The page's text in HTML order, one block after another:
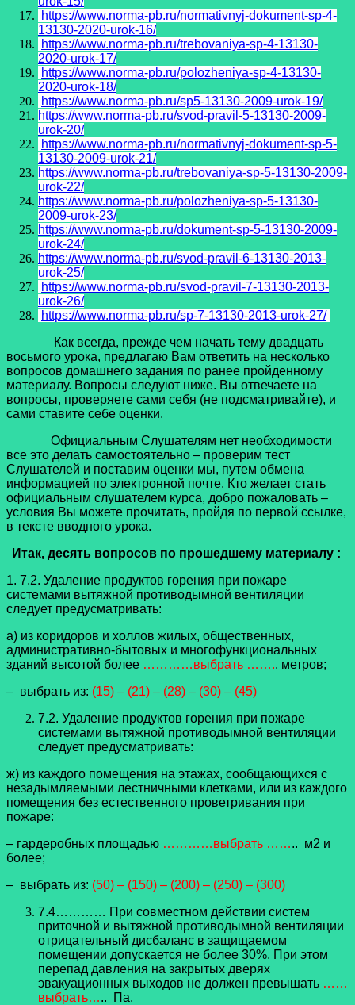
https://www.norma-pb.ru/normativnyj-dokument-sp-4-
13130-2020-urok-16/
https://www.norma-pb.ru/trebovaniya-sp-4-13130-
2020-urok-17/
https://www.norma-pb.ru/polozheniya-sp-4-13130-
2020-urok-18/
https://www.norma-pb.ru/sp5-13130-2009-urok-19/
https://www.norma-pb.ru/svod-pravil-5-13130-2009-
urok-20/
https://www.norma-pb.ru/normativnyj-dokument-sp-5-
13130-2009-urok-21/
https://www.norma-pb.ru/trebovaniya-sp-5-13130-2009-
urok-22/
https://www.norma-pb.ru/polozheniya-sp-5-13130-
2009-urok-23/
https://www.norma-pb.ru/dokument-sp-5-13130-2009-
urok-24/
https://www.norma-pb.ru/svod-pravil-6-13130-2013-
urok-25/
https://www.norma-pb.ru/svod-pravil-7-13130-2013-
urok-26/
https://www.norma-pb.ru/sp-7-13130-2013-urok-27/
Как всегда, прежде чем начать тему двадцать
восьмого урока, предлагаю Вам ответить на несколько
вопросов домашнего задания по ранее пройденному
материалу. Вопросы следуют ниже. Вы отвечаете на
вопросы, проверяете сами себя (не подсматривайте), и
сами ставите себе оценки.
Официальным Слушателям нет необходимости
все это делать самостоятельно – проверим тест
Слушателей и поставим оценки мы, путем обмена
информацией по электронной почте. Кто желает стать
официальным слушателем курса, добро пожаловать –
условия Вы можете прочитать, пройдя по первой ссылке,
в тексте вводного урока.
Итак, десять вопросов по прошедшему материалу :
1. 7.2. Удаление продуктов горения при пожаре
системами вытяжной противодымной вентиляции
следует предусматривать:
а) из коридоров и холлов жилых, общественных,
административно-бытовых и многофункциональных
зданий высотой более …………выбрать …….. метров;
– выбрать из: (15) – (21) – (28) – (30) – (45)
7.2. Удаление продуктов горения при пожаре
системами вытяжной противодымной вентиляции
следует предусматривать:
ж) из каждого помещения на этажах, сообщающихся с
незадымляемыми лестничными клетками, или из каждого
помещения без естественного проветривания при
пожаре:
– гардеробных площадью …………выбрать …….. м2 и
более;
– выбрать из: (50) – (150) – (200) – (250) – (300)
7.4………… При совместном действии систем
приточной и вытяжной противодымной вентиляции
отрицательный дисбаланс в защищаемом
помещении допускается не более 30%. При этом
перепад давления на закрытых дверях
эвакуационных выходов не должен превышать ……
выбрать….. Па.